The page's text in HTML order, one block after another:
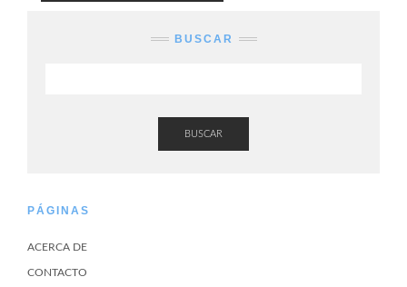
BUSCAR
BUSCAR
PÁGINAS
ACERCA DE
CONTACTO